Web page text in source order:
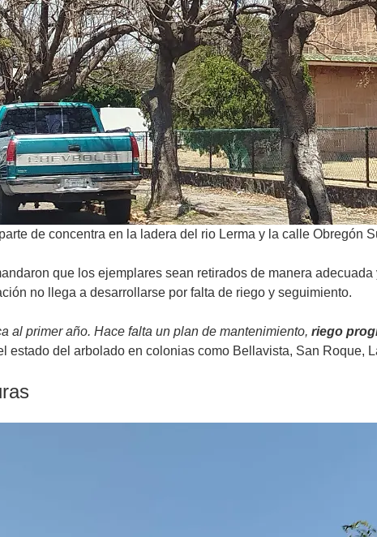
de concentra en la ladera del rio Lerma y la calle Obregón
que los ejemplares sean retirados de manera
no llega a desarrollarse por falta de riego y seguimiento.
al primer año. Hace falta un plan de mantenimiento, riego
estado del arbolado en colonias como Bellavista, San Roque,